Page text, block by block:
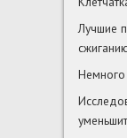
Лучшие
Немного